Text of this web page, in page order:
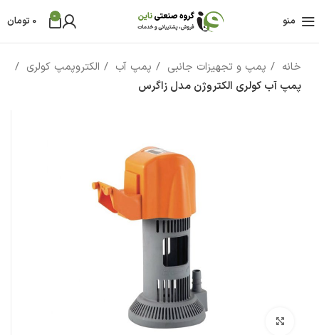
منو 0
0 تومان
خانه پمپ و تجهیزات جانبی پمپ آب
الکتروپمپ کولری
پمپ آب کولری الکتروژن مدل زاگرس
بزرگنمایی تصویر